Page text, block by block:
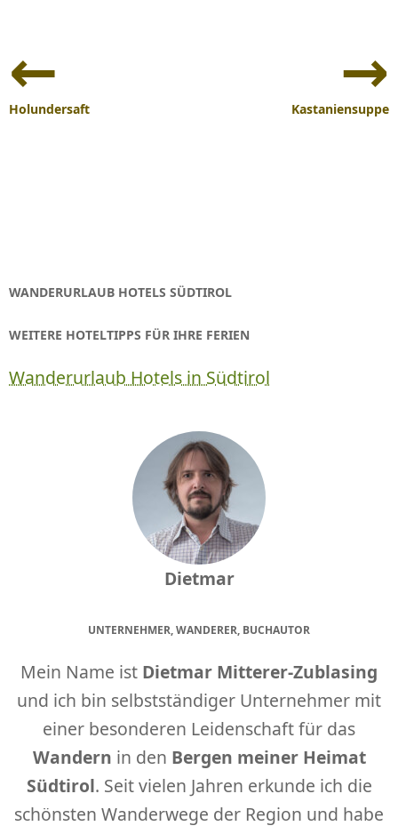
Navigation
Holundersaft Kastaniensuppe
WANDERURLAUB HOTELS SÜDTIROL
WEITERE HOTELTIPPS FÜR IHRE FERIEN
Wanderurlaub Hotels in Südtirol
Dietmar
UNTERNEHMER, WANDERER, BUCHAUTOR
Mein Name ist Dietmar Mitterer-Zublasing
und ich bin selbstständiger Unternehmer mit
einer besonderen Leidenschaft für das
Wandern in den Bergen meiner Heimat
Südtirol. Seit vielen Jahren erkunde ich die
schönsten Wanderwege der Region und habe